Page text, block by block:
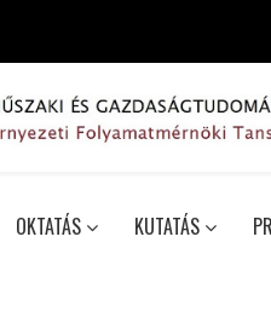
OKTATÁS KUTATÁS